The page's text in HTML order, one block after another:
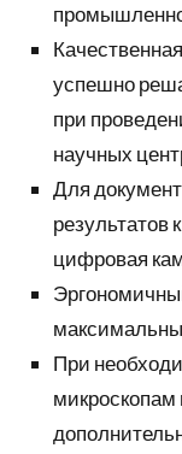
успешно
при
научных
Для
результатов
цифровая
При